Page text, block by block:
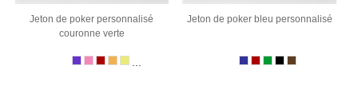
Jeton de poker personnalisé
couronne verte
Jeton de poker bleu personnalisé